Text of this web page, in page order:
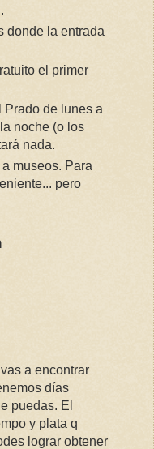
donde la entrada
el primer
Prado de lunes a
noche (o los
nada.
museos. Para
pero
a encontrar
días
puedas. El
y plata q
lograr obtener